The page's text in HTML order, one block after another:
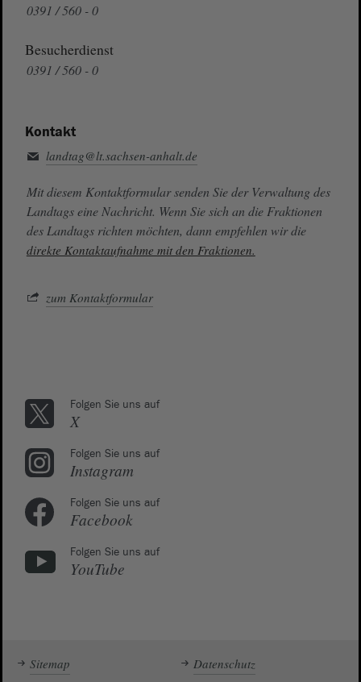
0391 / 560 - 0
Besucherdienst
0391 / 560 - 0
Kontakt
landtag@lt.sachsen-anhalt.de
Mit diesem Kontaktformular senden Sie der Verwaltung des
Landtags eine Nachricht. Wenn Sie sich an die Fraktionen
des Landtags richten möchten, dann empfehlen wir die
direkte Kontaktaufnahme mit den Fraktionen.
zum Kontaktformular
Folgen Sie uns auf
X
Folgen Sie uns auf
Instagram
Folgen Sie uns auf
Facebook
Folgen Sie uns auf
YouTube
Sitemap Datenschutz